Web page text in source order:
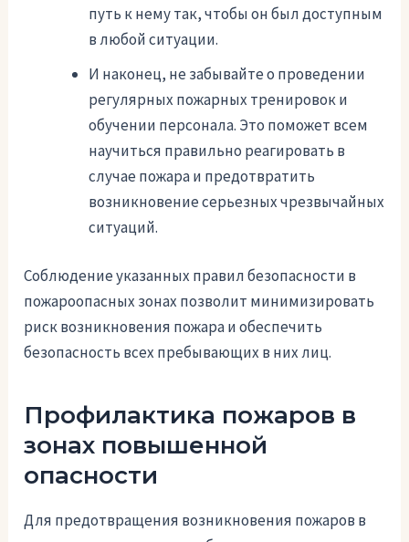
путь к нему так, чтобы он был доступным
в любой ситуации.
И наконец, не забывайте о проведении
регулярных пожарных тренировок и
обучении персонала. Это поможет всем
научиться правильно реагировать в
случае пожара и предотвратить
возникновение серьезных чрезвычайных
ситуаций.
Соблюдение указанных правил безопасности в
пожароопасных зонах позволит минимизировать
риск возникновения пожара и обеспечить
безопасность всех пребывающих в них лиц.
Профилактика пожаров в
зонах повышенной
опасности
Для предотвращения возникновения пожаров в